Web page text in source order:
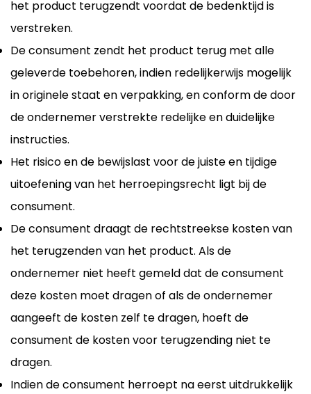
het product terugzendt voordat de bedenktijd is
verstreken.
De consument zendt het product terug met alle
geleverde toebehoren, indien redelijkerwijs mogelijk
in originele staat en verpakking, en conform de door
de ondernemer verstrekte redelijke en duidelijke
instructies.
Het risico en de bewijslast voor de juiste en tijdige
uitoefening van het herroepingsrecht ligt bij de
consument.
De consument draagt de rechtstreekse kosten van
het terugzenden van het product. Als de
ondernemer niet heeft gemeld dat de consument
deze kosten moet dragen of als de ondernemer
aangeeft de kosten zelf te dragen, hoeft de
consument de kosten voor terugzending niet te
dragen.
Indien de consument herroept na eerst uitdrukkelijk